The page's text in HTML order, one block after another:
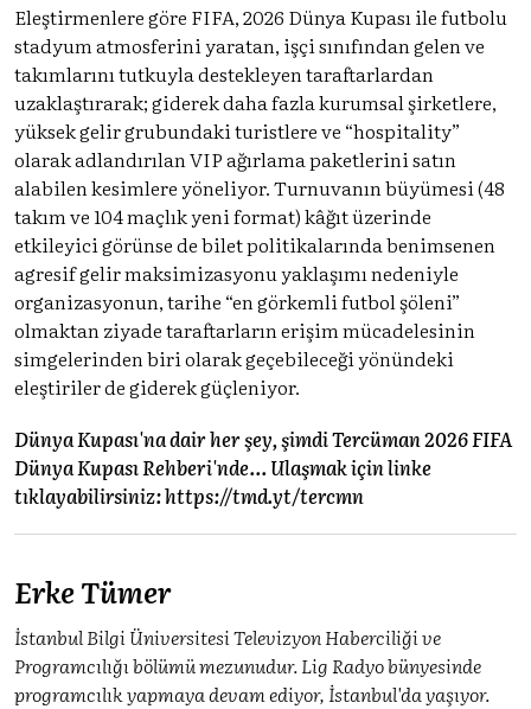
Eleştirmenlere göre FIFA, 2026 Dünya Kupası ile futbolu
stadyum atmosferini yaratan, işçi sınıfından gelen ve
takımlarını tutkuyla destekleyen taraftarlardan
uzaklaştırarak; giderek daha fazla kurumsal şirketlere,
yüksek gelir grubundaki turistlere ve “hospitality”
olarak adlandırılan VIP ağırlama paketlerini satın
alabilen kesimlere yöneliyor. Turnuvanın büyümesi (48
takım ve 104 maçlık yeni format) kâğıt üzerinde
etkileyici görünse de bilet politikalarında benimsenen
agresif gelir maksimizasyonu yaklaşımı nedeniyle
organizasyonun, tarihe “en görkemli futbol şöleni”
olmaktan ziyade taraftarların erişim mücadelesinin
simgelerinden biri olarak geçebileceği yönündeki
eleştiriler de giderek güçleniyor.
Dünya Kupası'na dair her şey, şimdi Tercüman 2026 FIFA
Dünya Kupası Rehberi'nde... Ulaşmak için linke
tıklayabilirsiniz:https://tmd.yt/tercmn
Erke Tümer
İstanbul Bilgi Üniversitesi Televizyon Haberciliği ve
Programcılığı bölümü mezunudur. Lig Radyo bünyesinde
programcılık yapmaya devam ediyor, İstanbul'da yaşıyor.